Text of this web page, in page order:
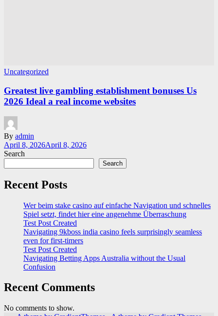
Uncategorized
Greatest live gambling establishment bonuses Us
2026 Ideal a real income websites
By admin
April 8, 2026April 8, 2026
Search
Search
Recent Posts
Wer beim stake casino auf einfache Navigation und schnelles
Spiel setzt, findet hier eine angenehme Überraschung
Test Post Created
Navigating 9kboss india casino feels surprisingly seamless
even for first-timers
Test Post Created
Navigating Betting Apps Australia without the Usual
Confusion
Recent Comments
No comments to show.